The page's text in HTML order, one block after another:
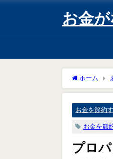
お金
ホーム
した方法
お金を節約
お金を節
プロ